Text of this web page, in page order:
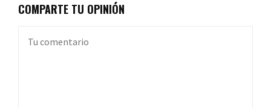
COMPARTE TU OPINIÓN